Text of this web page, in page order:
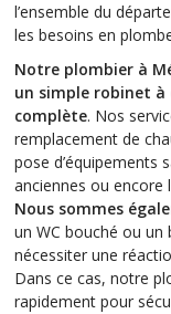
l’ensemble du
les besoins en
Notre plombier à
un simple robinet à
complète. Nos
remplacement de
pose d’équipements
anciennes ou encore
Nous sommes
un WC bouché ou un
nécessiter une
Dans ce cas, notre
rapidement pour